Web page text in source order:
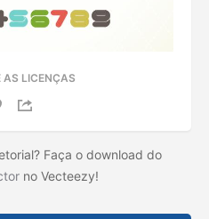
AS LICENÇAS
Faça o download do
no Vecteezy!